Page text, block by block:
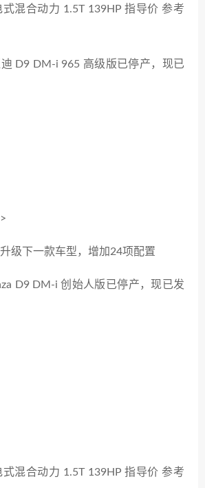
混合动力 1.5T 139HP 指导价 参考
D9 DM-i 965 高级版已停产，现已
级下一款车型，增加24项配置
D9 DM-i 创始人版已停产，现已发
混合动力 1.5T 139HP 指导价 参考